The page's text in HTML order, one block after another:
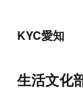
KYC愛知
生活文化